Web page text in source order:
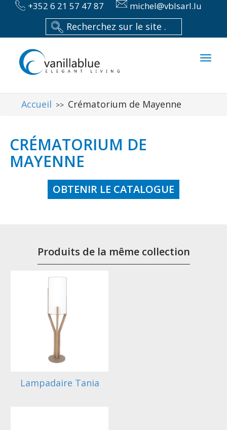
+352 6 21 57 47 87 michel@vblsarl.lu
Accueil >> Crématorium de Mayenne
CRÉMATORIUM DE
MAYENNE
OBTENIR LE CATALOGUE
Produits de la même collection
Lampadaire Tania